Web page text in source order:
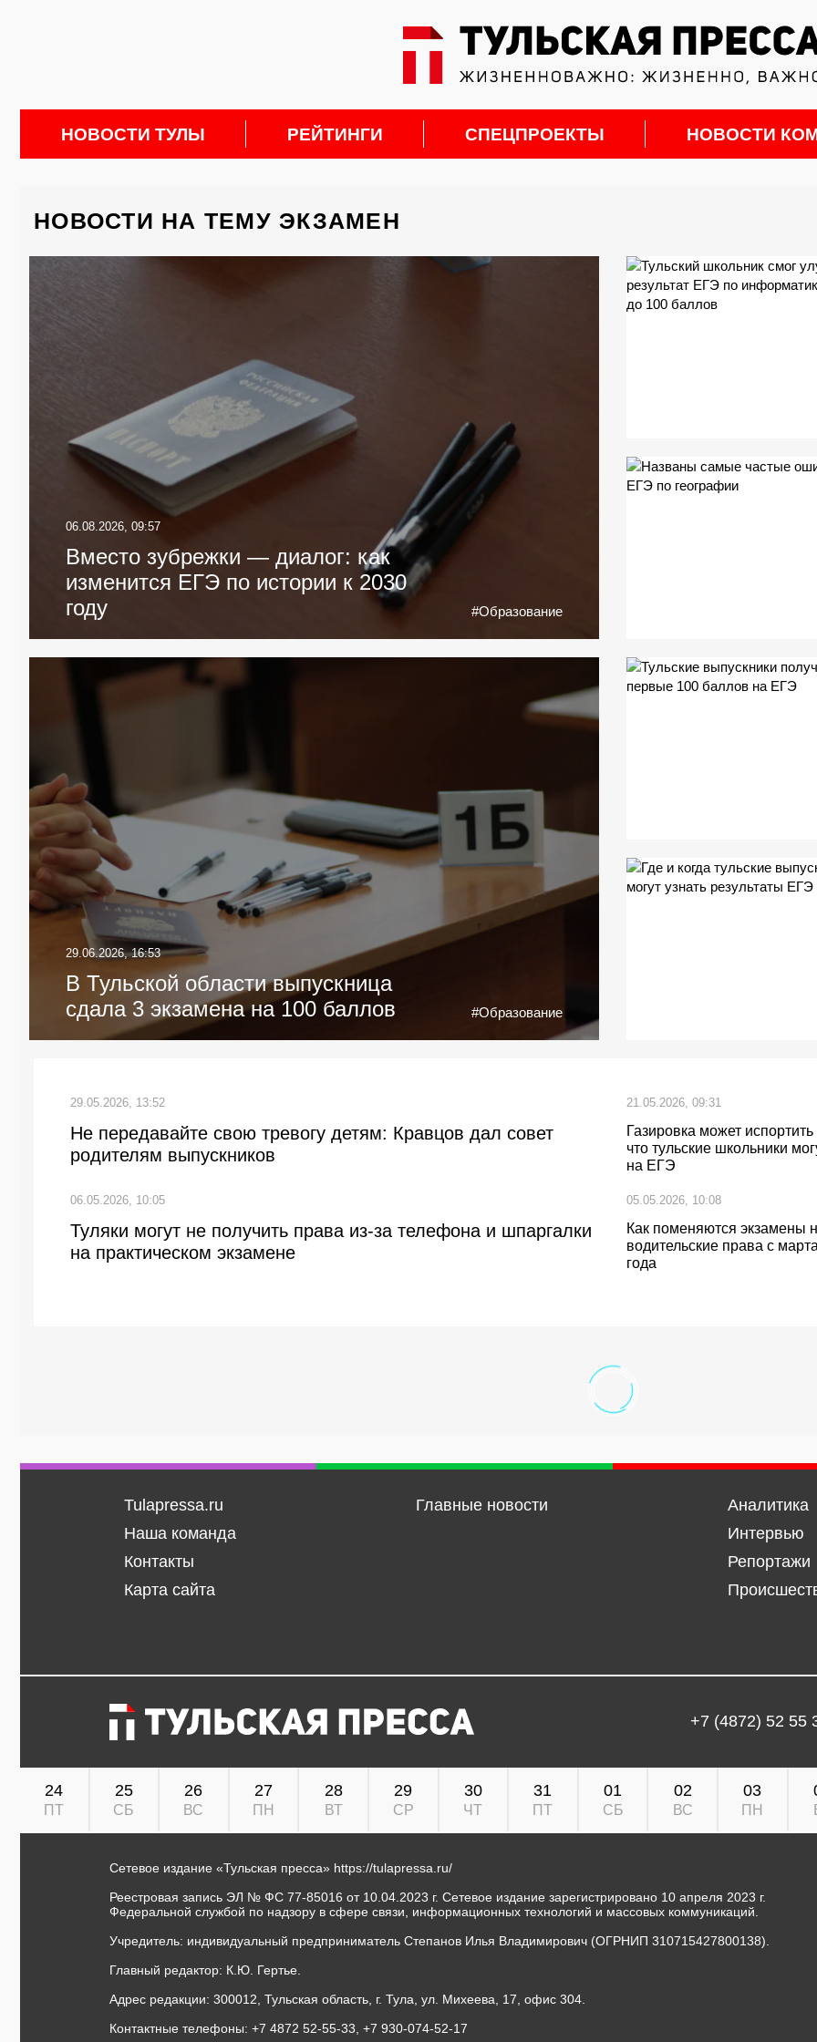
НОВОСТИ ТУЛЫ РЕЙТИНГИ СПЕЦПРОЕКТЫ НОВОСТИ
НОВОСТИ НА ТЕМУ ЭКЗАМЕН
06.08.2026, 09:57
Вместо зубрежки — диалог: как
изменится ЕГЭ по истории к 2030
году
#Образование
29.06.2026, 16:53
В Тульской области выпускница
сдала 3 экзамена на 100 баллов
#Образование
29.05.2026, 13:52
Не передавайте свою тревогу детям: Кравцов дал совет
родителям выпускников
21.05.2026, 09:31
Газировка может испортить
что тульские школьники
на ЕГЭ
06.05.2026, 10:05
Туляки могут не получить права из-за телефона и шпаргалки
на практическом экзамене
05.05.2026, 10:08
Как поменяются экзамены
водительские права с
года
Tulapressa.ru
Наша команда
Контакты
Карта сайта
Главные новости
Аналитика
Интервью
Репортажи
+7 (4872) 52 55
24
ПТ
25
СБ
26
ВС
27
ПН
28
ВТ
29
СР
30
ЧТ
31
ПТ
01
СБ
02
ВС
03
ПН
Сетевое издание «Тульская пресса» https://tulapressa.ru/
Реестровая запись ЭЛ № ФС 77-85016 от 10.04.2023 г. Сетевое издание зарегистрировано 10 апреля 2023 г.
Федеральной службой по надзору в сфере связи, информационных технологий и массовых коммуникаций.
Учредитель: индивидуальный предприниматель Степанов Илья Владимирович (ОГРНИП 310715427800138).
Главный редактор: К.Ю. Гертье.
Адрес редакции: 300012, Тульская область, г. Тула, ул. Михеева, 17, офис 304.
Контактные телефоны: +7 4872 52-55-33, +7 930-074-52-17